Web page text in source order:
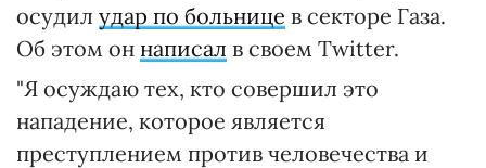
осудил удар по больнице в секторе Газа.
Об этом он написал в своем Twitter.
"Я осуждаю тех, кто совершил это
нападение, которое является
преступлением против человечества и